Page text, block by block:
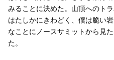
みることに決めた。山頂へのト
はたしかにきわどく、僕は脆い
なことにノースサミットから見
た。